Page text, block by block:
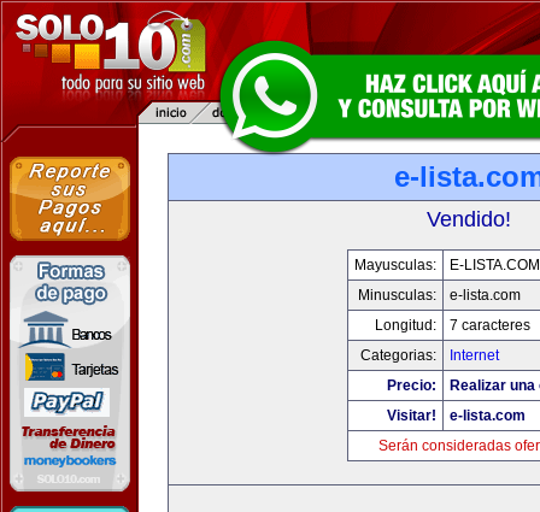
e-
Vendido!
Mayusculas:
E-LISTA.COM
Minusculas:
e-lista.com
Longitud:
7 caracteres
Categorias:
Internet
Precio:
Realizar
Visitar!
e-lista.com
Serán consideradas